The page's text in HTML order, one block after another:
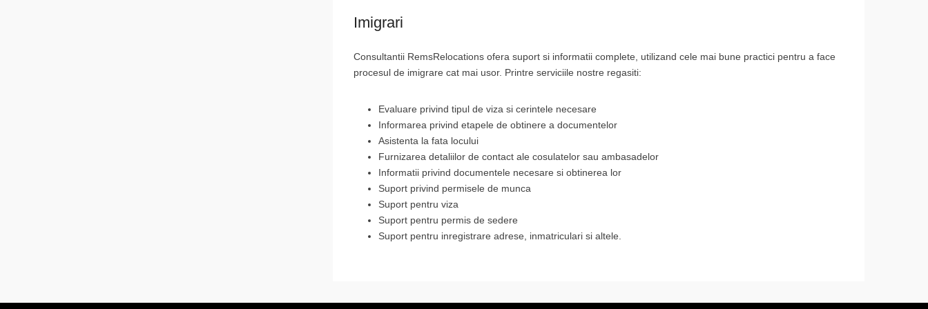
Imigrari
Consultantii RemsRelocations ofera suport si informatii complete, utilizand cele mai bune practici pentru a face
procesul de imigrare cat mai usor. Printre serviciile nostre regasiti:
Evaluare privind tipul de viza si cerintele necesare
Informarea privind etapele de obtinere a documentelor
Asistenta la fata locului
Furnizarea detaliilor de contact ale cosulatelor sau ambasadelor
Informatii privind documentele necesare si obtinerea lor
Suport privind permisele de munca
Suport pentru viza
Suport pentru permis de sedere
Suport pentru inregistrare adrese, inmatriculari si altele.